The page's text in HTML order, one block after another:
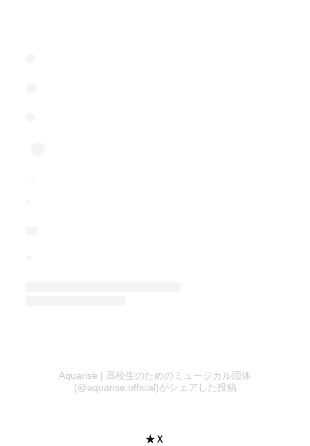
Aquarise | 高校生のためのミュージカル団体
(@aquarise.official)がシェアした投稿
★Ｘ